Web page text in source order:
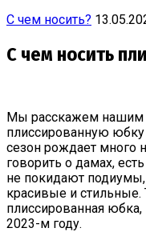
С чем носить?
С чем носить
Мы расскажем нашим
плиссированную
сезон рождает много
говорить о дамах,
не покидают
красивые и
плиссированная юбка,
2023-м году.